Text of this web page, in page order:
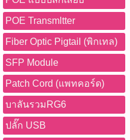
POE Transmltter
Fiber Optic Pigtail (พิกเทล)
SFP Module
Patch Cord (แพทคอร์ด)
บาลันรวมRG6
ปลั๊ก USB